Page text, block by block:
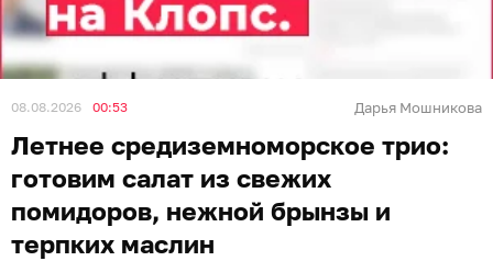
08.08.2026 00:53 Дарья Мошникова
Летнее средиземноморское трио:
готовим салат из свежих
помидоров, нежной брынзы и
терпких маслин